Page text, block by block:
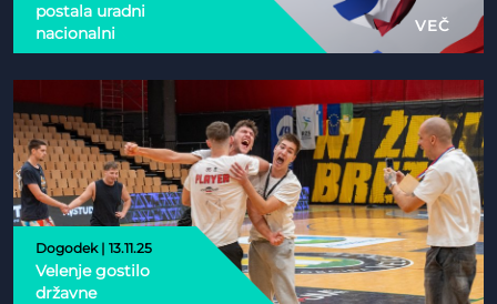
postala uradni
nacionalni
partner Esports
Nations Cup 2026
VEČ
Dogodek | 13.11.25
Velenje gostilo
državne